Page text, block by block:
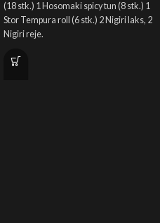
(18 stk.) 1 Hosomaki spicy tun (8 stk.) 1
Stor Tempura roll (6 stk.) 2 Nigiri laks, 2
Nigiri reje.